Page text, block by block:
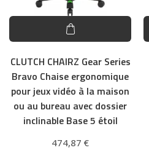
CLUTCH CHAIRZ Gear Series
Bravo Chaise ergonomique
pour jeux vidéo à la maison
ou au bureau avec dossier
inclinable Base 5 étoil
474,87 €